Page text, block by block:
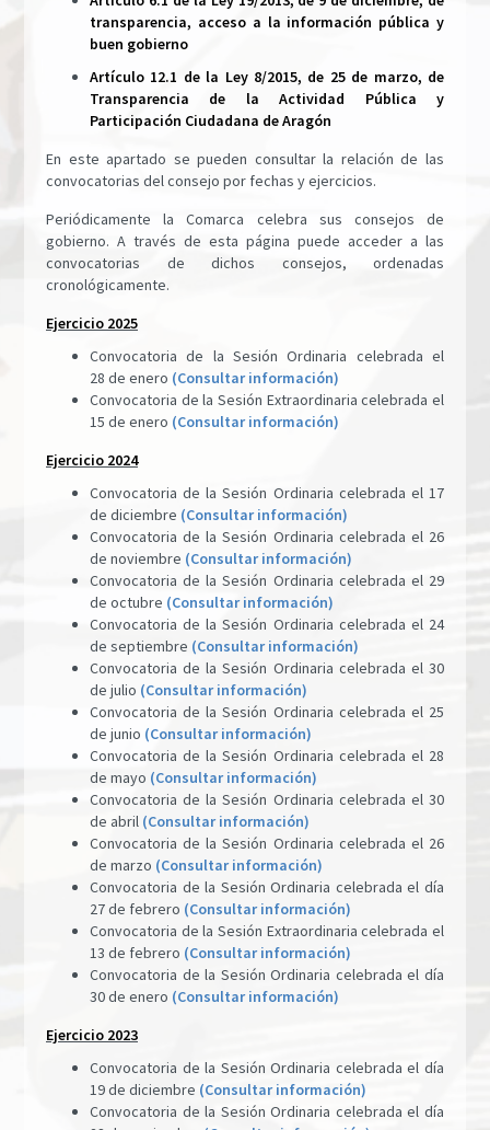
transparencia, acceso a la información pública y
buen gobierno
Artículo 12.1 de la Ley 8/2015, de 25 de marzo, de
Transparencia de la Actividad Pública y
Participación Ciudadana de Aragón
En este apartado se pueden consultar la relación de las
convocatorias del consejo por fechas y ejercicios.
Periódicamente la Comarca celebra sus consejos de
gobierno. A través de esta página puede acceder a las
convocatorias de dichos consejos, ordenadas
cronológicamente.
Ejercicio 2025
Convocatoria de la Sesión Ordinaria celebrada el
28 de enero (Consultar información)
Convocatoria de la Sesión Extraordinaria celebrada el
15 de enero (Consultar información)
Ejercicio 2024
Convocatoria de la Sesión Ordinaria celebrada el 17
de diciembre (Consultar información)
Convocatoria de la Sesión Ordinaria celebrada el 26
de noviembre (Consultar información)
Convocatoria de la Sesión Ordinaria celebrada el 29
de octubre (Consultar información)
Convocatoria de la Sesión Ordinaria celebrada el 24
de septiembre (Consultar información)
Convocatoria de la Sesión Ordinaria celebrada el 30
de julio (Consultar información)
Convocatoria de la Sesión Ordinaria celebrada el 25
de junio (Consultar información)
Convocatoria de la Sesión Ordinaria celebrada el 28
de mayo (Consultar información)
Convocatoria de la Sesión Ordinaria celebrada el 30
de abril (Consultar información)
Convocatoria de la Sesión Ordinaria celebrada el 26
de marzo (Consultar información)
Convocatoria de la Sesión Ordinaria celebrada el día
27 de febrero (Consultar información)
Convocatoria de la Sesión Extraordinaria celebrada el
13 de febrero (Consultar información)
Convocatoria de la Sesión Ordinaria celebrada el día
30 de enero (Consultar información)
Ejercicio 2023
Convocatoria de la Sesión Ordinaria celebrada el día
19 de diciembre (Consultar información)
Convocatoria de la Sesión Ordinaria celebrada el día